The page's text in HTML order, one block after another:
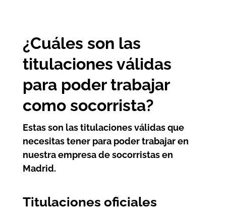
¿Cuáles son las
titulaciones válidas
para poder trabajar
como socorrista?
Estas son las titulaciones válidas que
necesitas tener para poder trabajar en
nuestra empresa desocorristas en
Madrid.
Titulaciones oficiales